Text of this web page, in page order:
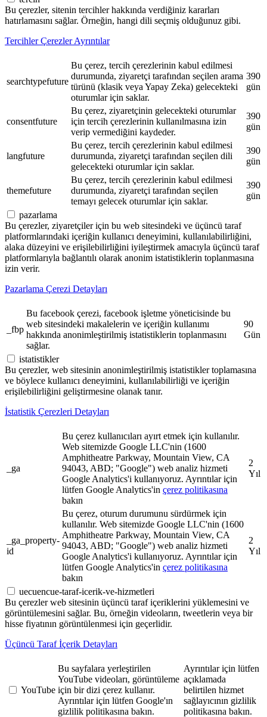
Bu çerezler, sitenin tercihler hakkında verdiğiniz kararları
hatırlamasını sağlar. Örneğin, hangi dili seçmiş olduğunuz gibi.
Tercihler Çerezler Ayrıntılar
searchtypefuture
Bu çerez, tercih çerezlerinin kabul edilmesi
durumunda, ziyaretçi tarafından seçilen arama
türünü (klasik veya Yapay Zeka) gelecekteki
oturumlar için saklar.
390
gün
consentfuture
Bu çerez, ziyaretçinin gelecekteki oturumlar
için tercih çerezlerinin kullanılmasına izin
verip vermediğini kaydeder.
390
gün
langfuture
Bu çerez, tercih çerezlerinin kabul edilmesi
durumunda, ziyaretçi tarafından seçilen dili
gelecekteki oturumlar için saklar.
390
gün
themefuture
Bu çerez, tercih çerezlerinin kabul edilmesi
durumunda, ziyaretçi tarafından seçilen
temayı gelecek oturumlar için saklar.
390
gün
pazarlama
Bu çerezler, ziyaretçiler için bu web sitesindeki ve üçüncü taraf
platformlarındaki içeriğin kullanıcı deneyimini, kullanılabilirliğini,
alaka düzeyini ve erişilebilirliğini iyileştirmek amacıyla üçüncü taraf
platformlarıyla bağlantılı olarak anonim istatistiklerin toplanmasına
izin verir.
Pazarlama Çerezi Detayları
_fbp
Bu facebook çerezi, facebook işletme yöneticisinde bu
web sitesindeki makalelerin ve içeriğin kullanımı
hakkında anonimleştirilmiş istatistiklerin toplanmasını
sağlar.
90
Gün
istatistikler
Bu çerezler, web sitesinin anonimleştirilmiş istatistikler toplamasına
ve böylece kullanıcı deneyimini, kullanılabilirliği ve içeriğin
erişilebilirliğini geliştirmesine olanak tanır.
İstatistik Çerezleri Detayları
_ga
Bu çerez kullanıcıları ayırt etmek için kullanılır.
Web sitemizde Google LLC'nin (1600
Amphitheatre Parkway, Mountain View, CA
94043, ABD; "Google") web analiz hizmeti
Google Analytics'i kullanıyoruz. Ayrıntılar için
lütfen Google Analytics'in çerez politikasına
bakın
2
Yıl
_ga_property-
id
Bu çerez, oturum durumunu sürdürmek için
kullanılır. Web sitemizde Google LLC'nin (1600
Amphitheatre Parkway, Mountain View, CA
94043, ABD; "Google") web analiz hizmeti
Google Analytics'i kullanıyoruz. Ayrıntılar için
lütfen Google Analytics'in çerez politikasına
bakın
2
Yıl
uecuencue-taraf-icerik-ve-hizmetleri
Bu çerezler web sitesinin üçüncü taraf içeriklerini yüklemesini ve
görüntülemesini sağlar. Bu, örneğin videoların, tweetlerin veya bir
hisse fiyatının görüntülenmesi için geçerlidir.
Üçüncü Taraf İçerik Detayları
YouTube
Bu sayfalara yerleştirilen
YouTube videoları, görüntüleme
için bir dizi çerez kullanır.
Ayrıntılar için lütfen Google'ın
gizlilik politikasına bakın.
Ayrıntılar için lütfen
açıklamada
belirtilen hizmet
sağlayıcının gizlilik
politikasına bakın.